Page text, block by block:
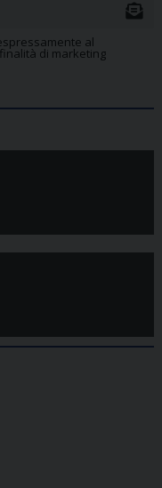
al
di marketing